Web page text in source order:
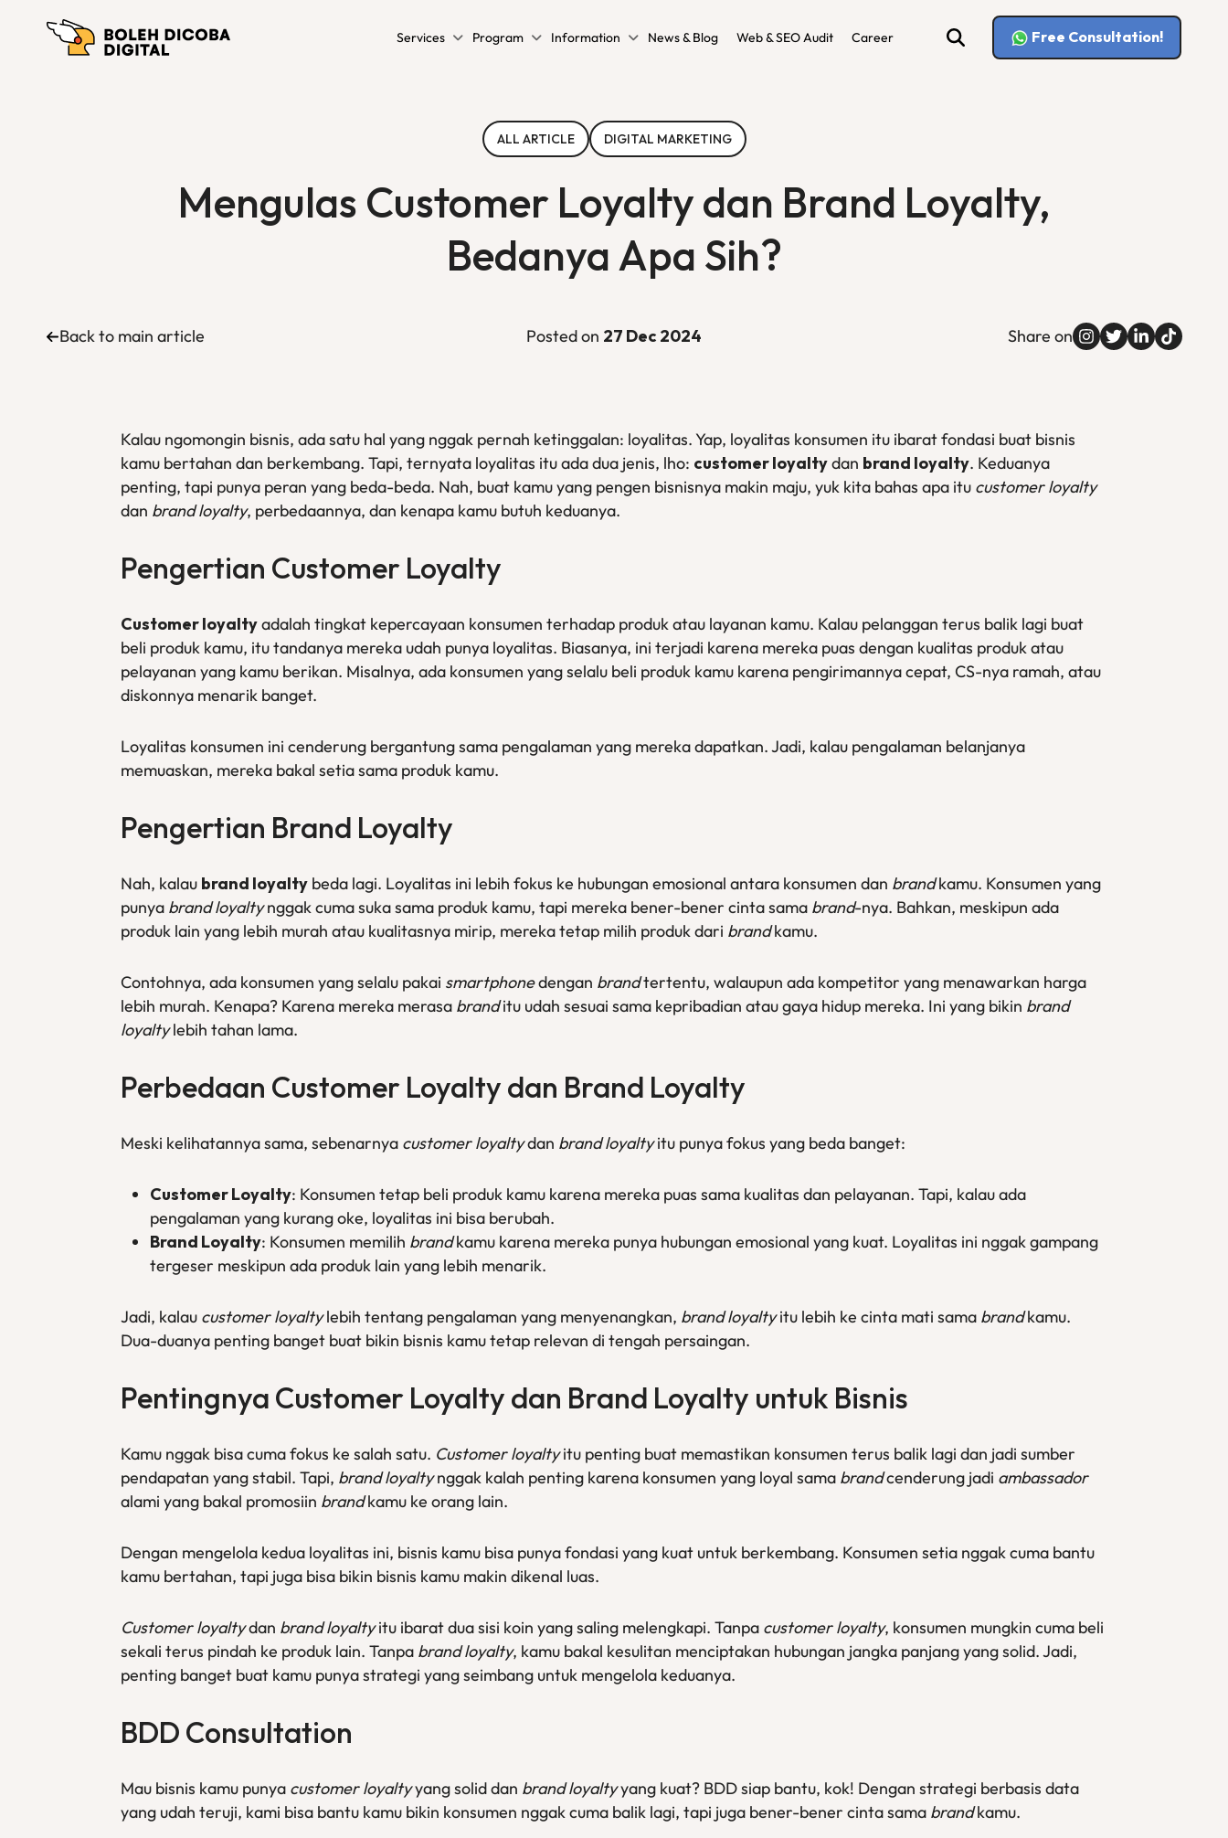
Services Program Information News & Blog Web & SEO Audit Career Free Consultation!
ALL ARTICLE DIGITAL MARKETING
Mengulas Customer Loyalty dan Brand Loyalty,
Bedanya Apa Sih?
Back to main article Posted on 27 Dec 2024 Share on
Kalau ngomongin bisnis, ada satu hal yang nggak pernah ketinggalan: loyalitas. Yap, loyalitas konsumen itu ibarat fondasi buat bisnis
kamu bertahan dan berkembang. Tapi, ternyata loyalitas itu ada dua jenis, lho: customer loyaltydan brand loyalty. Keduanya
penting, tapi punya peran yang beda-beda. Nah, buat kamu yang pengen bisnisnya makin maju, yuk kita bahas apa itu customer loyalty
dan brand loyalty, perbedaannya, dan kenapa kamu butuh keduanya.
Pengertian Customer Loyalty
Customer loyaltyadalah tingkat kepercayaan konsumen terhadap produk atau layanan kamu. Kalau pelanggan terus balik lagi buat
beli produk kamu, itu tandanya mereka udah punya loyalitas. Biasanya, ini terjadi karena mereka puas dengan kualitas produk atau
pelayanan yang kamu berikan. Misalnya, ada konsumen yang selalu beli produk kamu karena pengirimannya cepat, CS-nya ramah, atau
diskonnya menarik banget.
Loyalitas konsumen ini cenderung bergantung sama pengalaman yang mereka dapatkan. Jadi, kalau pengalaman belanjanya
memuaskan, mereka bakal setia sama produk kamu.
Pengertian Brand Loyalty
Nah, kalau brand loyalty beda lagi. Loyalitas ini lebih fokus ke hubungan emosional antara konsumen dan brandkamu. Konsumen yang
punya brand loyaltynggak cuma suka sama produk kamu, tapi mereka bener-bener cinta sama brand-nya. Bahkan, meskipun ada
produk lain yang lebih murah atau kualitasnya mirip, mereka tetap milih produk dari brandkamu.
Contohnya, ada konsumen yang selalu pakai smartphonedengan brandtertentu, walaupun ada kompetitor yang menawarkan harga
lebih murah. Kenapa? Karena mereka merasa branditu udah sesuai sama kepribadian atau gaya hidup mereka. Ini yang bikin brand
loyaltylebih tahan lama.
Perbedaan Customer Loyalty dan Brand Loyalty
Meski kelihatannya sama, sebenarnya customer loyaltydan brand loyaltyitu punya fokus yang beda banget:
Customer Loyalty: Konsumen tetap beli produk kamu karena mereka puas sama kualitas dan pelayanan. Tapi, kalau ada
pengalaman yang kurang oke, loyalitas ini bisa berubah.
Brand Loyalty: Konsumen memilih brandkamu karena mereka punya hubungan emosional yang kuat. Loyalitas ini nggak gampang
tergeser meskipun ada produk lain yang lebih menarik.
Jadi, kalau customer loyaltylebih tentang pengalaman yang menyenangkan, brand loyaltyitu lebih ke cinta mati sama brandkamu.
Dua-duanya penting banget buat bikin bisnis kamu tetap relevan di tengah persaingan.
Pentingnya Customer Loyalty dan Brand Loyalty untuk Bisnis
Kamu nggak bisa cuma fokus ke salah satu. Customer loyaltyitu penting buat memastikan konsumen terus balik lagi dan jadi sumber
pendapatan yang stabil. Tapi, brand loyaltynggak kalah penting karena konsumen yang loyal sama brandcenderung jadi ambassador
alami yang bakal promosiin brandkamu ke orang lain.
Dengan mengelola kedua loyalitas ini, bisnis kamu bisa punya fondasi yang kuat untuk berkembang. Konsumen setia nggak cuma bantu
kamu bertahan, tapi juga bisa bikin bisnis kamu makin dikenal luas.
Customer loyaltydan brand loyaltyitu ibarat dua sisi koin yang saling melengkapi. Tanpa customer loyalty, konsumen mungkin cuma beli
sekali terus pindah ke produk lain. Tanpa brand loyalty, kamu bakal kesulitan menciptakan hubungan jangka panjang yang solid. Jadi,
penting banget buat kamu punya strategi yang seimbang untuk mengelola keduanya.
BDD Consultation
Mau bisnis kamu punya customer loyaltyyang solid dan brand loyaltyyang kuat? BDD siap bantu, kok! Dengan strategi berbasis data
yang udah teruji, kami bisa bantu kamu bikin konsumen nggak cuma balik lagi, tapi juga bener-bener cinta sama brandkamu.